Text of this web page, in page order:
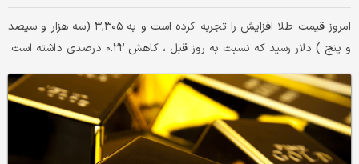
امروز قیمت طلا افزایش را تجربه کرده است و به ۳,۳۰۵ (سه هزار و سیصد
و پنج ) دلار رسید که نسبت به روز قبل ، کاهش ۰.۲۲ درصدی داشته است.